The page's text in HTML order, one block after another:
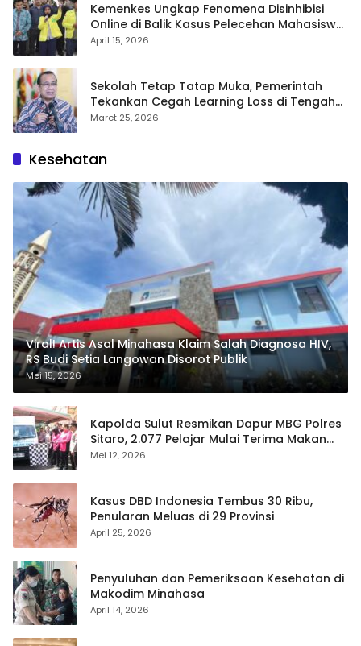
Kemenkes Ungkap Fenomena Disinhibisi
Online di Balik Kasus Pelecehan Mahasiswa
FH UI
April 15, 2026
Sekolah Tetap Tatap Muka, Pemerintah
Tekankan Cegah Learning Loss di Tengah
Krisis Global
Maret 25, 2026
Kesehatan
Viral! Artis Asal Minahasa Klaim Salah Diagnosa HIV,
RS Budi Setia Langowan Disorot Publik
Mei 15, 2026
Kapolda Sulut Resmikan Dapur MBG Polres
Sitaro, 2.077 Pelajar Mulai Terima Makan
Gratis
Mei 12, 2026
Kasus DBD Indonesia Tembus 30 Ribu,
Penularan Meluas di 29 Provinsi
April 25, 2026
Penyuluhan dan Pemeriksaan Kesehatan di
Makodim Minahasa
April 14, 2026